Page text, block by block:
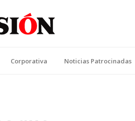
Corporativa Noticias Patrocinadas